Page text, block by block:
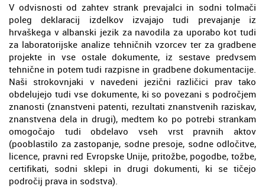
V odvisnosti od zahtev strank prevajalci in sodni tolmači
poleg deklaracij izdelkov izvajajo tudi prevajanje iz
hrvaškega v albanski jezik za navodila za uporabo kot tudi
za laboratorijske analize tehničnih vzorcev ter za gradbene
projekte in vse ostale dokumente, iz sestave predvsem
tehnične in potem tudi razpisne in gradbene dokumentacije.
Naši strokovnjaki v navedeni jezični različici prav tako
obdelujejo tudi vse dokumente, ki so povezani s področjem
znanosti (znanstveni patenti, rezultati znanstvenih raziskav,
znanstvena dela in drugi), medtem ko po potrebi strankam
omogočajo tudi obdelavo vseh vrst pravnih aktov
(pooblastilo za zastopanje, sodne presoje, sodne odločitve,
licence, pravni red Evropske Unije, pritožbe, pogodbe, tožbe,
certifikati, sodni sklepi in drugi dokumenti, ki se tičejo
področij prava in sodstva).